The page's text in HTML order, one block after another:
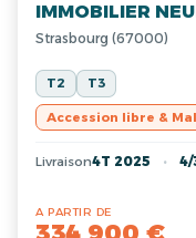
IMMOBILIER
Strasbourg (67000)
T2 T3
Accession libre &
Livraison4T 2025 4/
A PARTIR DE